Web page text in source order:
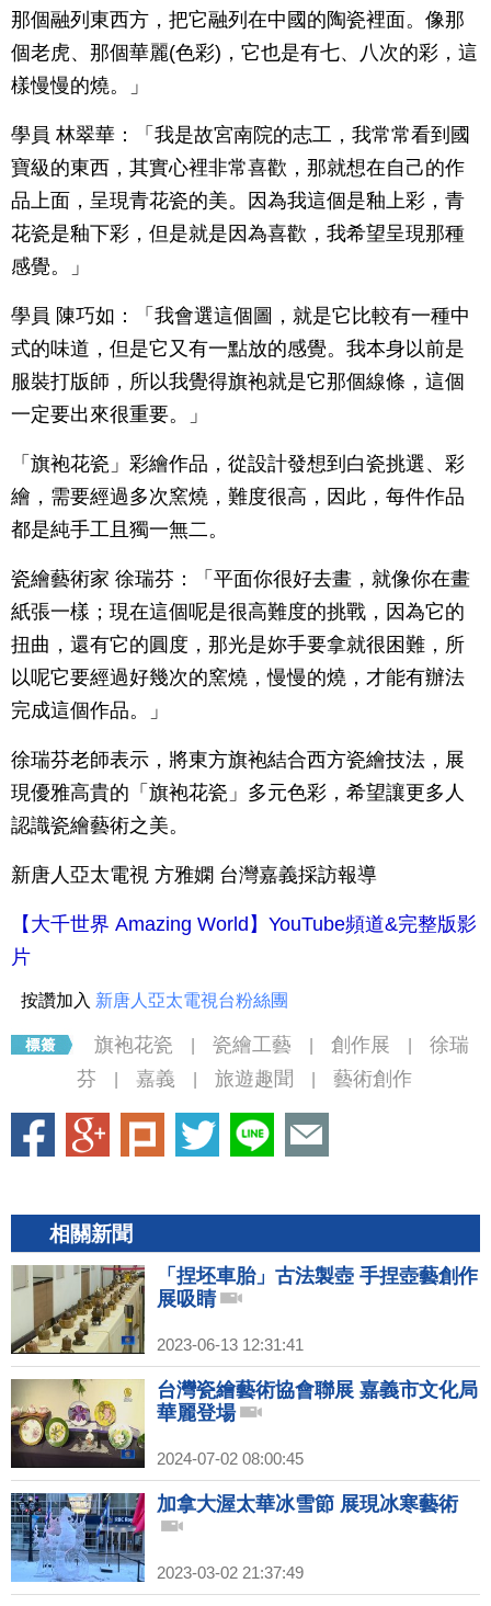
那個融列東西方，把它融列在中國的陶瓷裡面。像那
個老虎、那個華麗(色彩)，它也是有七、八次的彩，這
樣慢慢的燒。」
學員 林翠華：「我是故宮南院的志工，我常常看到國
寶級的東西，其實心裡非常喜歡，那就想在自己的作
品上面，呈現青花瓷的美。因為我這個是釉上彩，青
花瓷是釉下彩，但是就是因為喜歡，我希望呈現那種
感覺。」
學員 陳巧如：「我會選這個圖，就是它比較有一種中
式的味道，但是它又有一點放的感覺。我本身以前是
服裝打版師，所以我覺得旗袍就是它那個線條，這個
一定要出來很重要。」
「旗袍花瓷」彩繪作品，從設計發想到白瓷挑選、彩
繪，需要經過多次窯燒，難度很高，因此，每件作品
都是純手工且獨一無二。
瓷繪藝術家 徐瑞芬：「平面你很好去畫，就像你在畫
紙張一樣；現在這個呢是很高難度的挑戰，因為它的
扭曲，還有它的圓度，那光是妳手要拿就很困難，所
以呢它要經過好幾次的窯燒，慢慢的燒，才能有辦法
完成這個作品。」
徐瑞芬老師表示，將東方旗袍結合西方瓷繪技法，展
現優雅高貴的「旗袍花瓷」多元色彩，希望讓更多人
認識瓷繪藝術之美。
新唐人亞太電視 方雅嫻 台灣嘉義採訪報導
【大千世界 Amazing World】YouTube頻道&完整版影
片
按讚加入 新唐人亞太電視台粉絲團
旗袍花瓷 瓷繪工藝 創作展
徐瑞
芬
嘉義 旅遊趣聞 藝術創作
相關新聞
「捏坯車胎」古法製壺 手捏壺藝創作
展吸睛
2023-06-13 12:31:41
台灣瓷繪藝術協會聯展 嘉義市文化局
華麗登場
2024-07-02 08:00:45
加拿大渥太華冰雪節 展現冰寒藝術
2023-03-02 21:37:49